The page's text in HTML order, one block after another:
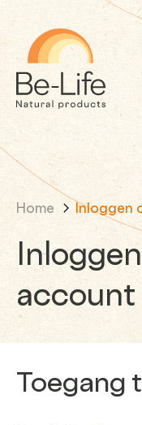
Zoekopdracht
Home Inloggen
account
Toegang